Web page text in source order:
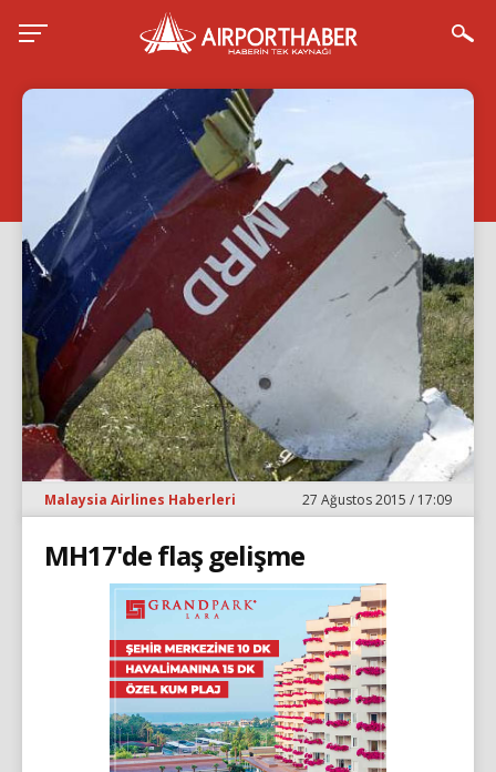
Malaysia Airlines Haberleri 27 Ağustos 2015 / 17:09
MH17'de flaş gelişme